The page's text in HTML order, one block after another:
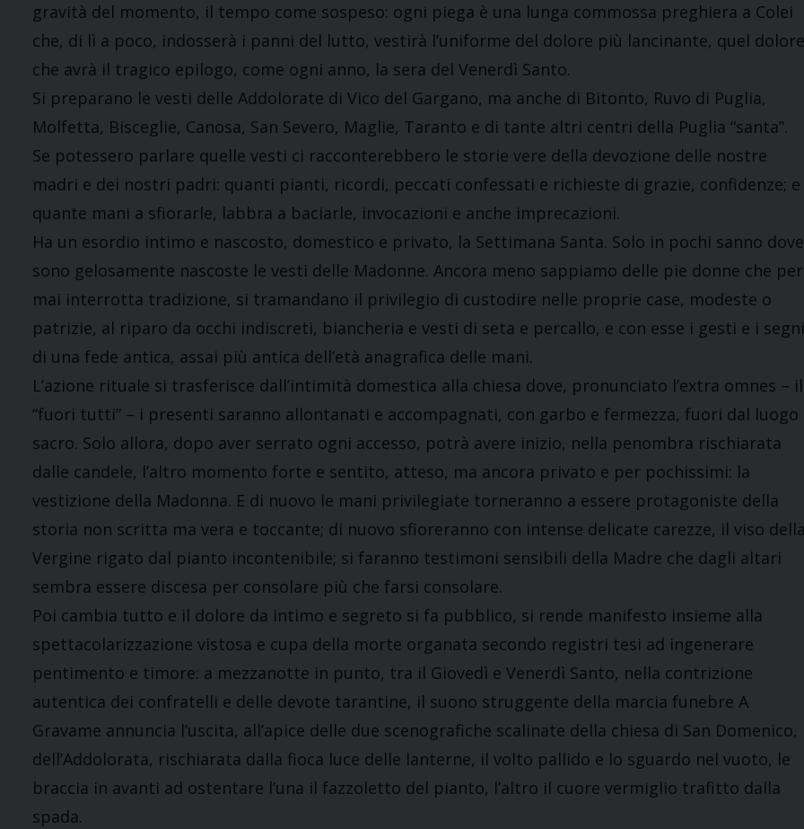
gravità del momento, il tempo come sospeso: ogni piega è una lunga commossa preghiera a Colei
che, di lì a poco, indosserà i panni del lutto, vestirà l’uniforme del dolore più lancinante, quel dolore
che avrà il tragico epilogo, come ogni anno, la sera del Venerdì Santo.
Si preparano le vesti delle Addolorate di Vico del Gargano, ma anche di Bitonto, Ruvo di Puglia,
Molfetta, Bisceglie, Canosa, San Severo, Maglie, Taranto e di tante altri centri della Puglia “santa”.
Se potessero parlare quelle vesti ci racconterebbero le storie vere della devozione delle nostre
madri e dei nostri padri: quanti pianti, ricordi, peccati confessati e richieste di grazie, confidenze; e
quante mani a sfiorarle, labbra a baciarle, invocazioni e anche imprecazioni.
Ha un esordio intimo e nascosto, domestico e privato, la Settimana Santa. Solo in pochi sanno dove
sono gelosamente nascoste le vesti delle Madonne. Ancora meno sappiamo delle pie donne che per
mai interrotta tradizione, si tramandano il privilegio di custodire nelle proprie case, modeste o
patrizie, al riparo da occhi indiscreti, biancheria e vesti di seta e percallo, e con esse i gesti e i segni
di una fede antica, assai più antica dell’età anagrafica delle mani.
L’azione rituale si trasferisce dall’intimità domestica alla chiesa dove, pronunciato l’extra omnes – il
“fuori tutti” – i presenti saranno allontanati e accompagnati, con garbo e fermezza, fuori dal luogo
sacro. Solo allora, dopo aver serrato ogni accesso, potrà avere inizio, nella penombra rischiarata
dalle candele, l’altro momento forte e sentito, atteso, ma ancora privato e per pochissimi: la
vestizione della Madonna. E di nuovo le mani privilegiate torneranno a essere protagoniste della
storia non scritta ma vera e toccante; di nuovo sfioreranno con intense delicate carezze, il viso
Vergine rigato dal pianto incontenibile; si faranno testimoni sensibili della Madre che dagli altari
sembra essere discesa per consolare più che farsi consolare.
Poi cambia tutto e il dolore da intimo e segreto si fa pubblico, si rende manifesto insieme alla
spettacolarizzazione vistosa e cupa della morte organata secondo registri tesi ad ingenerare
pentimento e timore: a mezzanotte in punto, tra il Giovedì e Venerdì Santo, nella contrizione
autentica dei confratelli e delle devote tarantine, il suono struggente della marcia funebre A
Gravame annuncia l’uscita, all’apice delle due scenografiche scalinate della chiesa di San Domenico,
dell’Addolorata, rischiarata dalla fioca luce delle lanterne, il volto pallido e lo sguardo nel vuoto, le
braccia in avanti ad ostentare l’una il fazzoletto del pianto, l’altro il cuore vermiglio trafitto dalla
spada.